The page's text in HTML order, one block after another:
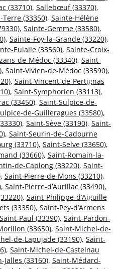
(33710), Sallebœuf (33370),
Terre (33350), Sainte-Hélène
, Sainte-Gemme (33580),
, Sainte-Foy-la-Grande (33220),
Eulalie (33560), Sainte-Croix-
de-Médoc (33340), Saint-
, Saint-Vivien-de-Médoc (33590),
, Saint-Vincent-de-Pertignas
, Saint-Symphorien (33113),
(33450), Saint-Sulpice-de-
de-Guilleragues (33580),
, Saint-Sève (33190), Saint-
, Saint-Seurin-de-Cadourne
(33710), Saint-Selve (33650),
(33660), Saint-Romain-la-
de-Caplong (33220), Saint-
, Saint-Pierre-de-Mons (33210),
, Saint-Pierre-d’Aurillac (33490),
, Saint-Philippe-d’Aiguille
(33350), Saint-Pey-d’Armens
Saint-Paul (33390), Saint-Pardon-
(33650), Saint-Michel-de-
de-Lapujade (33190), Saint-
, Saint-Michel-de-Castelnau
(33160), Saint-Médard-